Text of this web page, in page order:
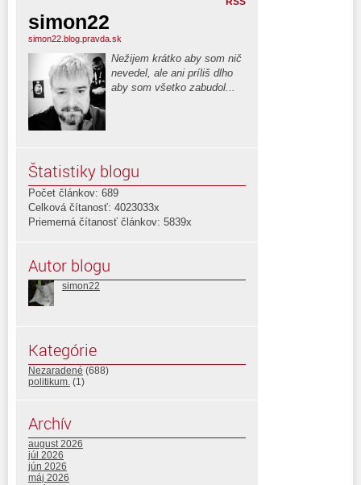
simon22
simon22.blog.pravda.sk
Nežijem krátko aby som nič
nevedel, ale ani príliš dlho
aby som všetko zabudol...
Štatistiky blogu
Počet článkov: 689
Celková čítanosť: 4023033x
Priemerná čítanosť článkov: 5839x
Autor blogu
simon22
Kategórie
Nezaradené (688)
politikum. (1)
Archív
august 2026
júl 2026
jún 2026
máj 2026